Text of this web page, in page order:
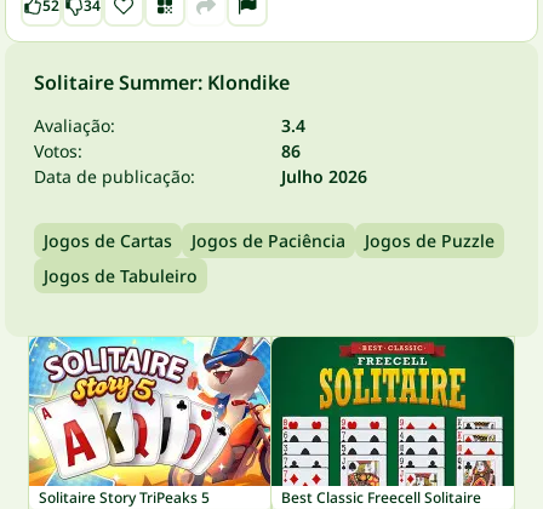
52 34
Solitaire Summer: Klondike
Avaliação:
3.4
Votos:
86
Data de publicação:
Julho 2026
Jogos de Cartas Jogos de Paciência
Jogos de Puzzle
Jogos de Tabuleiro
Solitaire Story TriPeaks 5 Best Classic Freecell Solitaire